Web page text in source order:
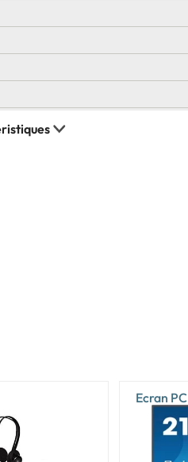
Ecran PC